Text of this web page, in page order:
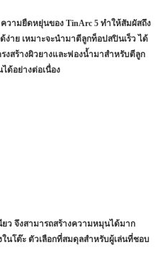
วามยืดหยุ่นของ TinArc 5 ทำให้สัมผัสถึง
ง่าย เหมาะจะนำมาตีลูกท็อปสปินเร็ว ได้
งสร้างผิวยางและฟองน้ำมาสำหรับตีลูก
ด้อย่างต่อเนื่อง
ว จึงสามารถสร้างความหมุนได้มาก
นโต๊ะ ตัวเลือกที่สมดุลสำหรับผู้เล่นที่ชอบ